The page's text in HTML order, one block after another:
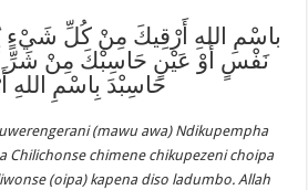
باسْمِ اللهِ أَرْقِيكَ مِنْ كُلِّ
نَفْسٍ أَوْ عَيْنٍ حَاسِبْكَ مِنْ شَرِّ
حَاسِبْدَ بِاسْمِ اللهِ
(mawu awa) Ndikupempha
Chilichonse chimene chikupezeni choipa
(oipa) kapena diso ladumbo. Allah